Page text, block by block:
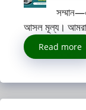
আসল মূল্য। আমরা
Read more